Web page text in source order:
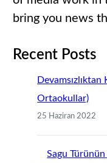
bring you news
Recent Posts
Ortaokullar)
25 Haziran 2022
Sagu Türünün